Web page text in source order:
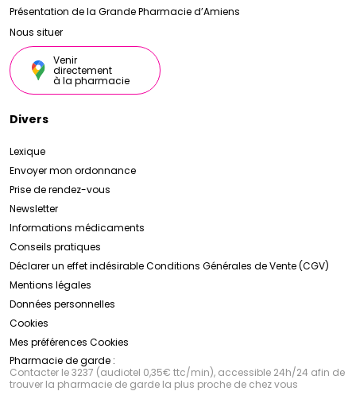
Présentation de la Grande Pharmacie d’Amiens
Nous situer
Venir
directement
à la pharmacie
Divers
Lexique
Envoyer mon ordonnance
Prise de rendez-vous
Newsletter
Informations médicaments
Conseils pratiques
Déclarer un effet indésirableConditions Générales de Vente (CGV)
Mentions légales
Données personnelles
Cookies
Mes préférences Cookies
Pharmacie de garde :
Contacter le 3237 (audiotel 0,35€ ttc/min), accessible 24h/24 afin de
trouver la pharmacie de garde la plus proche de chez vous